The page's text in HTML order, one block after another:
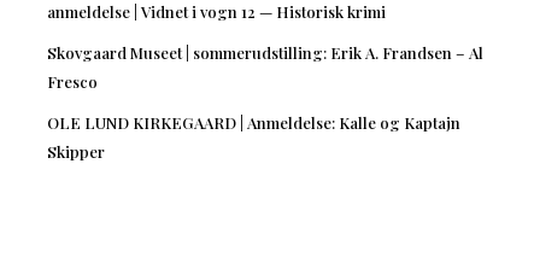
anmeldelse | Vidnet i vogn 12 — Historisk krimi
Skovgaard Museet | sommerudstilling: Erik A. Frandsen – Al
Fresco
OLE LUND KIRKEGAARD | Anmeldelse: Kalle og Kaptajn
Skipper